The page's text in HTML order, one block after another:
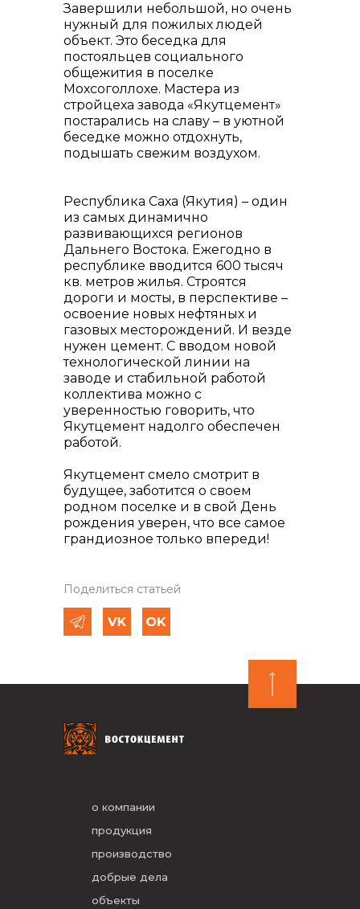
Завершили небольшой, но очень
нужный для пожилых людей
объект. Это беседка для
постояльцев социального
общежития в поселке
Мохсоголлохе. Мастера из
стройцеха завода «Якутцемент»
постарались на славу – в уютной
беседке можно отдохнуть,
подышать свежим воздухом.
Республика Саха (Якутия) – один
из самых динамично
развивающихся регионов
Дальнего Востока. Ежегодно в
республике вводится 600 тысяч
кв. метров жилья. Строятся
дороги и мосты, в перспективе –
освоение новых нефтяных и
газовых месторождений. И везде
нужен цемент. С вводом новой
технологической линии на
заводе и стабильной работой
коллектива можно с
уверенностью говорить, что
Якутцемент надолго обеспечен
работой.
Якутцемент смело смотрит в
будущее, заботится о своем
родном поселке и в свой День
рождения уверен, что все самое
грандиозное только впереди!
Поделиться статьей
о компании
продукция
производство
добрые дела
объекты